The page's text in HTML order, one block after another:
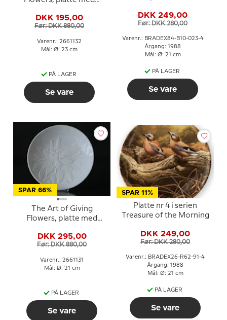
Copenhagen
DKK 195,00
Før: DKK 880,00
Varenr.: 2661132
Mål: Ø: 23 cm
PÅ LAGER
Se vare
DKK 249,00
Før: DKK 280,00
Varenr.: BRADEX84-B10-023-4
Årgang: 1988
Mål: Ø: 21 cm
PÅ LAGER
Se vare
SPAR 66%
The Art of Giving
Flowers, platte med
Copenhagen
DKK 295,00
Før: DKK 880,00
Varenr.: 2661131
Mål: Ø: 21 cm
PÅ LAGER
Se vare
SPAR 11%
Platte nr 4 i serien
Treasure of the Morning
DKK 249,00
Før: DKK 280,00
Varenr.: BRADEX26-R62-91-4
Årgang: 1988
Mål: Ø: 21 cm
PÅ LAGER
Se vare